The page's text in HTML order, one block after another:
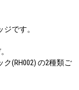
です。
(RH002) の2種類ご